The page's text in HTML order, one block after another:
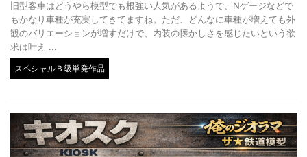
旧型客車はどうやら模型でも根強い人気があるようで、Nゲージなどで
もかなり車種が充実してきてますね。ただ、どんなに車種が増えても外
観のバリエーションが増すだけで、内装の懐かしさを感じたいという欲
求は叶え ...
スペシャルＢ級単発作品